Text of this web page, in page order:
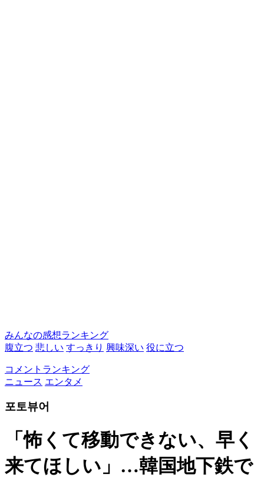
みんなの感想ランキング
腹立つ 悲しい すっきり 興味深い 役に立つ
コメントランキング
ニュース エンタメ
포토뷰어
「怖くて移動できない、早く
来てほしい」…韓国地下鉄で